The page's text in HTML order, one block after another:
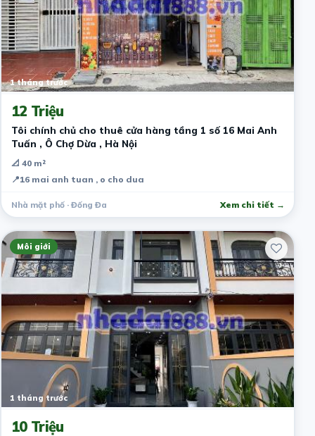
1 tháng trước
12 Triệu
Tôi chính chủ cho thuê cửa hàng tầng 1 số 16 Mai Anh
Tuấn , Ô Chợ Dừa , Hà Nội
📐 40 m²
📍16 mai anh tuan , o cho dua
Nhà mặt phố · Đống Đa Xem chi tiết →
Môi giới
1 tháng trước
10 Triệu